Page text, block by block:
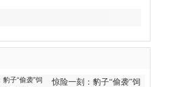
惊险一刻：豹子“偷袭”饲